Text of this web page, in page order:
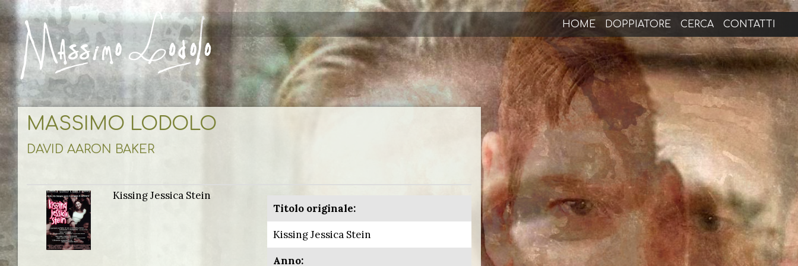
HOME DOPPIATORE CERCA CONTATTI
MASSIMO LODOLO
DAVID AARON BAKER
Kissing Jessica Stein
Titolo originale:
Kissing Jessica Stein
Anno: